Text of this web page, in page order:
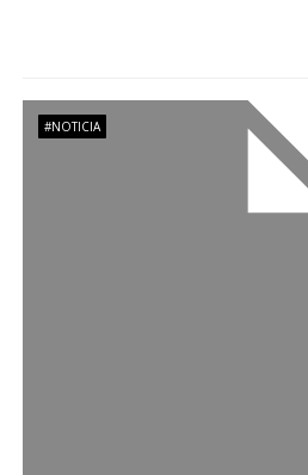
ó
n
#NOTICIA